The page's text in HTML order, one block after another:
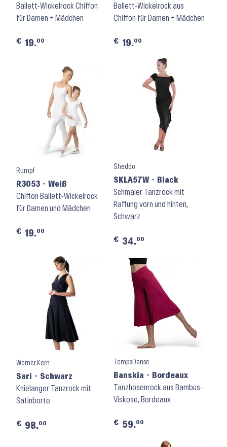
Ballett-Wickelrock Chiffon
für Damen + Mädchen
€ 19.00
Ballett-Wickelrock aus
Chiffon für Damen + Mädchen
€ 19.00
Rumpf
R3053 ⬝ Weiß
Chiffon Ballett-Wickelrock
für Damen und Mädchen
€ 19.00
Sheddo
SKLA57W ⬝ Black
Schmaler Tanzrock mit
Raffung vorn und hinten,
Schwarz
€ 34.00
Werner Kern
Sari ⬝ Schwarz
Knielanger Tanzrock mit
Satinborte
€ 98.00
TempsDanse
Banskia ⬝ Bordeaux
Tanzhosenrock aus Bambus-
Viskose, Bordeaux
€ 59.00